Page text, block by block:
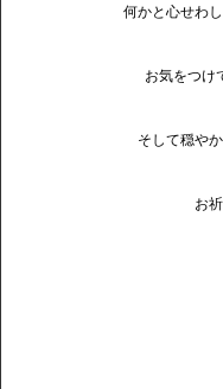
何かと心せわ
お気をつけ
そして穏や
お